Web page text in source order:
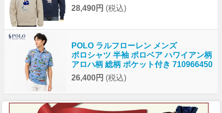
28,490円 (税込)
POLO ラルフローレン メンズ
ポロシャツ 半袖 ポロベア ハワイアン柄
アロハ柄 総柄 ポケット付き 710966450
26,400円 (税込)